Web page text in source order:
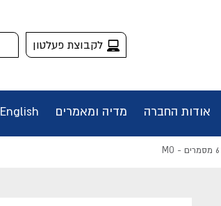
לקבוצת פעלטון
אודות החברה מדיה ומאמרים English